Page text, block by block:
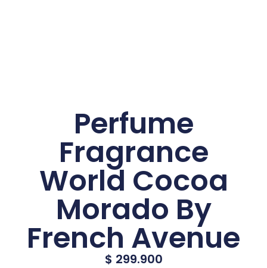
Perfume
Fragrance
World Cocoa
Morado By
French Avenue
$ 299.900